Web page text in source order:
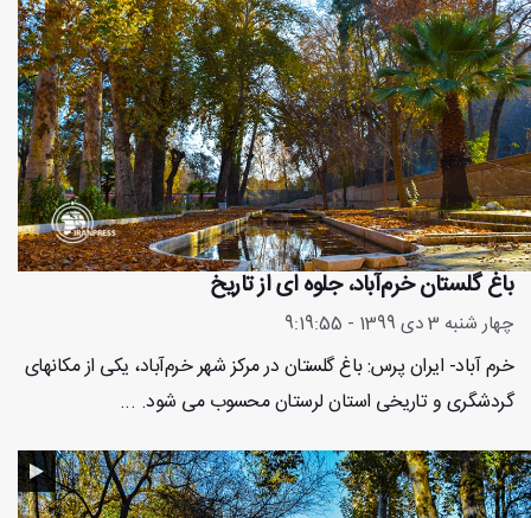
باغ گلستان خرم‌آباد، جلوه ای از تاریخ
چهار شنبه 3 دی 1399 - 9:19:55
خرم آباد- ایران پرس: باغ گلستان در مرکز شهر خرم‌آباد، یکی از مکانهای
گردشگری و تاریخی استان لرستان محسوب می شود. ...